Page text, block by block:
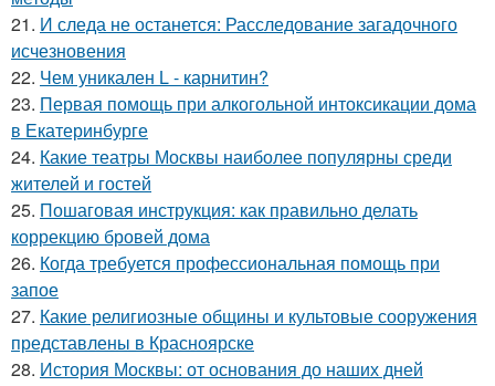
21. И следа не останется: Расследование загадочного
исчезновения
22. Чем уникален L - карнитин?
23. Первая помощь при алкогольной интоксикации дома
в Екатеринбурге
24. Какие театры Москвы наиболее популярны среди
жителей и гостей
25. Пошаговая инструкция: как правильно делать
коррекцию бровей дома
26. Когда требуется профессиональная помощь при
запое
27. Какие религиозные общины и культовые сооружения
представлены в Красноярске
28. История Москвы: от основания до наших дней